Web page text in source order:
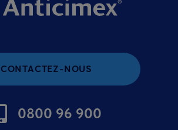
CONTACTEZ-NOUS
0800 96 900